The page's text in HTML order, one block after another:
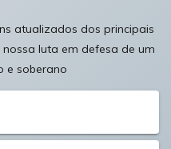
atualizados dos principais
luta em defesa de um
e soberano